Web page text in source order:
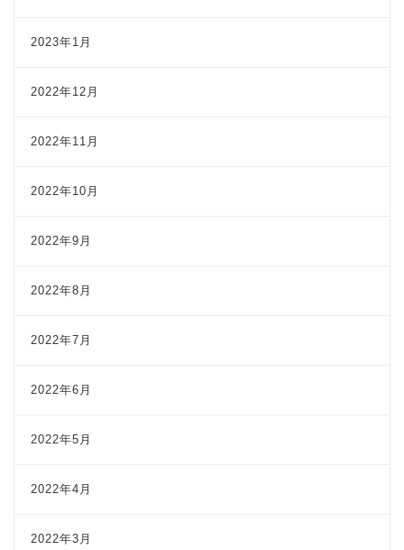
2023年1月
2022年12月
2022年11月
2022年10月
2022年9月
2022年8月
2022年7月
2022年6月
2022年5月
2022年4月
2022年3月